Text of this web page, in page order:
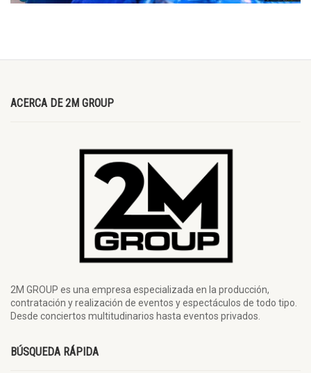
ACERCA DE 2M GROUP
2M GROUP es una empresa especializada en la producción,
contratación y realización de eventos y espectáculos de todo tipo.
Desde conciertos multitudinarios hasta eventos privados.
BÚSQUEDA RÁPIDA